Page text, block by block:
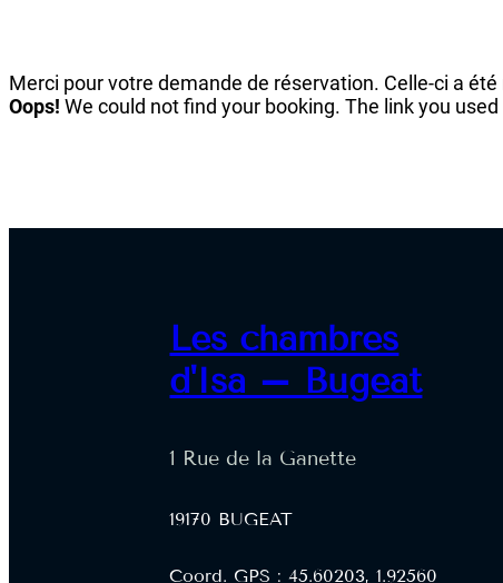
Merci pour votre demande de réservation. Celle-ci a
Oops! We could not find your booking. The link you
Les chambres
d'Isa – Bugeat
1 Rue de la Ganette
19170 BUGEAT
Coord. GPS : 45.60203, 1.92560